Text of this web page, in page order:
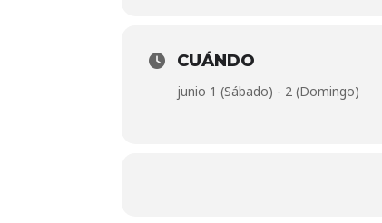
CUÁNDO
junio 1 (Sábado) - 2 (Domingo)